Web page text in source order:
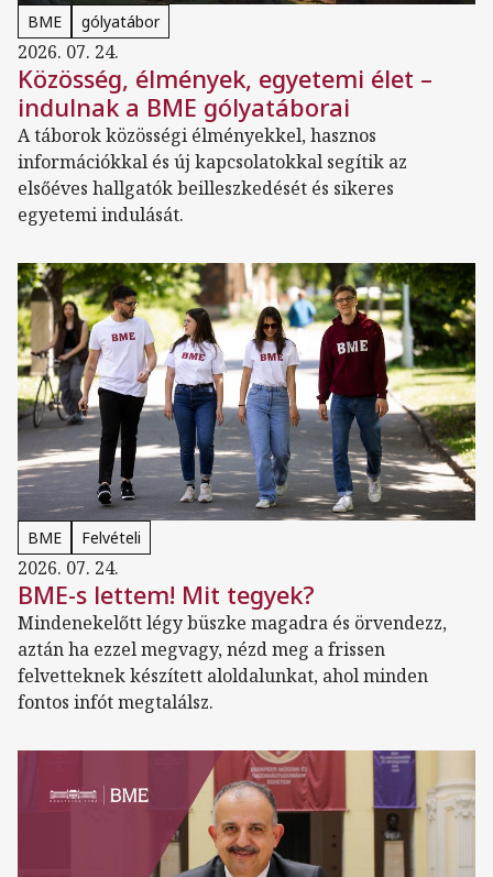
BME gólyatábor
2026. 07. 24.
Közösség, élmények, egyetemi élet –
indulnak a BME gólyatáborai
A táborok közösségi élményekkel, hasznos
információkkal és új kapcsolatokkal segítik az
elsőéves hallgatók beilleszkedését és sikeres
egyetemi indulását.
BME Felvételi
2026. 07. 24.
BME-s lettem! Mit tegyek?
Mindenekelőtt légy büszke magadra és örvendezz,
aztán ha ezzel megvagy, nézd meg a frissen
felvetteknek készített aloldalunkat, ahol minden
fontos infót megtalálsz.